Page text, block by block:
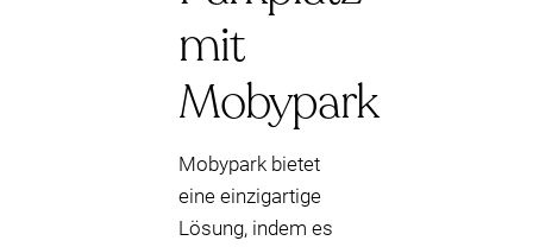
mit
Mobypark
Mobypark bietet
eine einzigartige
Lösung, indem es